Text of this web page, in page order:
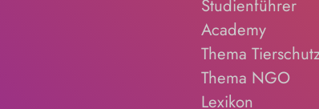
Studienführer
Academy
Thema
Thema NGO
Lexikon